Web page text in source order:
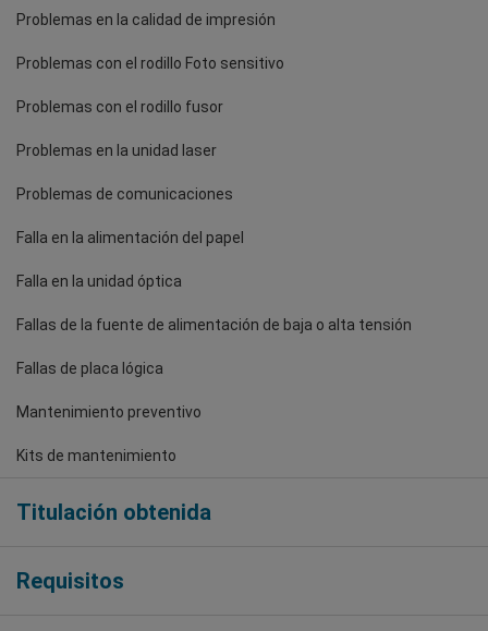
Problemas en la calidad de impresión
Problemas con el rodillo Foto sensitivo
Problemas con el rodillo fusor
Problemas en la unidad laser
Problemas de comunicaciones
Falla en la alimentación del papel
Falla en la unidad óptica
Fallas de la fuente de alimentación de baja o alta tensión
Fallas de placa lógica
Mantenimiento preventivo
Kits de mantenimiento
Titulación obtenida
Requisitos